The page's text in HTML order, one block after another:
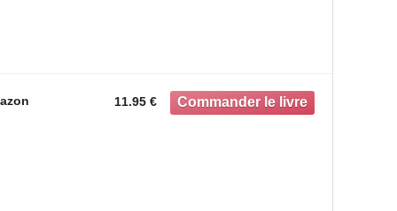
11.95 €